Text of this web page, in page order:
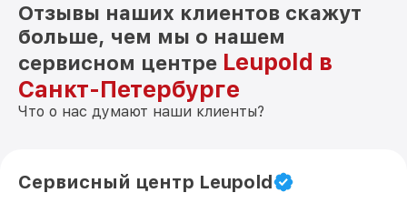
Отзывы наших клиентов скажут
больше, чем мы о нашем
сервисном центре Leupold в
Санкт-Петербурге
Что о нас думают наши клиенты?
Сервисный центр Leupold